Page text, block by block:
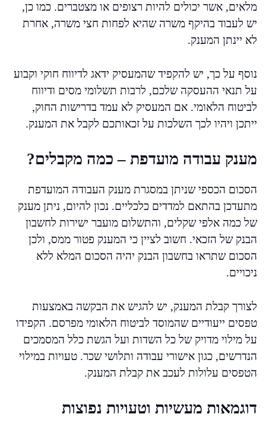
מלאים, אשר יכולים להיות רצופים או מצטברים. כמו כן,
יש לעבוד בהיקף משרה שהיא לפחות חצי משרה, אחרת
לא יינתן המענק.
נוסף על כך, יש להקפיד שהמעסיק ידאג לדיווח חוקי וקבוע
על תנאי ההעסקה שלכם, לרבות תשלומי מסים ודיווח
לביטוח הלאומי. אם המעסיק לא עמד בדרישות החוק,
ייתכן ויהיו לכך השלכות על זכאותכם לקבל את המענק.
מענק עבודה מועדפת – כמה מקבלים?
הסכום הכספי שניתן במסגרת מענק העבודה המועדפת
מתעדכן בהתאם למדדים כלכליים. נכון להיום, ניתן מענק
של כמה אלפי שקלים, והתשלום מועבר ישירות לחשבון
הבנק של הזכאי. חשוב לציין כי המענק פטור ממס, ולכן
הסכום שתראו בחשבון הבנק יהיה הסכום המלא ללא
ניכויים.
לצורך קבלת המענק, יש להגיש את הבקשה באמצעות
טפסים ייעודיים שהמוסד לביטוח הלאומי מפרסם. הקפידו
על מילוי מדויק של כל השדות ועל הגשת כלל המסמכים
הנדרשים, כגון אישורי עבודה ותלושי שכר. טעויות במילוי
הטפסים עלולות לעכב את קבלת המענק.
דוגמאות מעשיות וטעויות נפוצות